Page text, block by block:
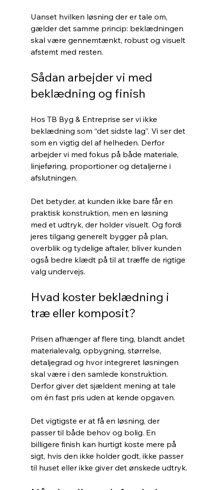
Uanset hvilken løsning der er tale om,
gælder det samme princip: beklædningen
skal være gennemtænkt, robust og visuelt
afstemt med resten.
Sådan arbejder vi med
beklædning og finish
Hos TB Byg & Entreprise ser vi ikke
beklædning som “det sidste lag”. Vi ser det
som en vigtig del af helheden. Derfor
arbejder vi med fokus på både materiale,
linjeføring, proportioner og detaljerne i
afslutningen.
Det betyder, at kunden ikke bare får en
praktisk konstruktion, men en løsning
med et udtryk, der holder visuelt. Og fordi
jeres tilgang generelt bygger på plan,
overblik og tydelige aftaler, bliver kunden
også bedre klædt på til at træffe de rigtige
valg undervejs.
Hvad koster beklædning i
træ eller komposit?
Prisen afhænger af flere ting, blandt andet
materialevalg, opbygning, størrelse,
detaljegrad og hvor integreret løsningen
skal være i den samlede konstruktion.
Derfor giver det sjældent mening at tale
om én fast pris uden at kende opgaven.
Det vigtigste er at få en løsning, der
passer til både behov og bolig. En
billigere finish kan hurtigt koste mere på
sigt, hvis den ikke holder godt, ikke passer
til huset eller ikke giver det ønskede udtryk.